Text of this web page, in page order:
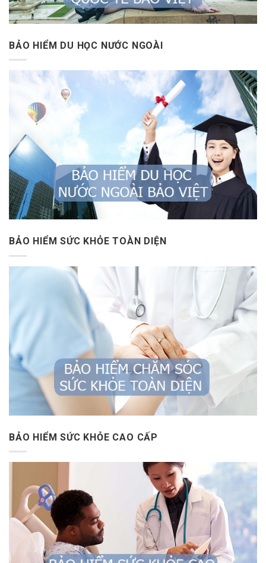
BẢO HIỂM DU HỌC NƯỚC NGOÀI
BẢO HIỂM SỨC KHỎE TOÀN DIỆN
BẢO HIỂM SỨC KHỎE CAO CẤP